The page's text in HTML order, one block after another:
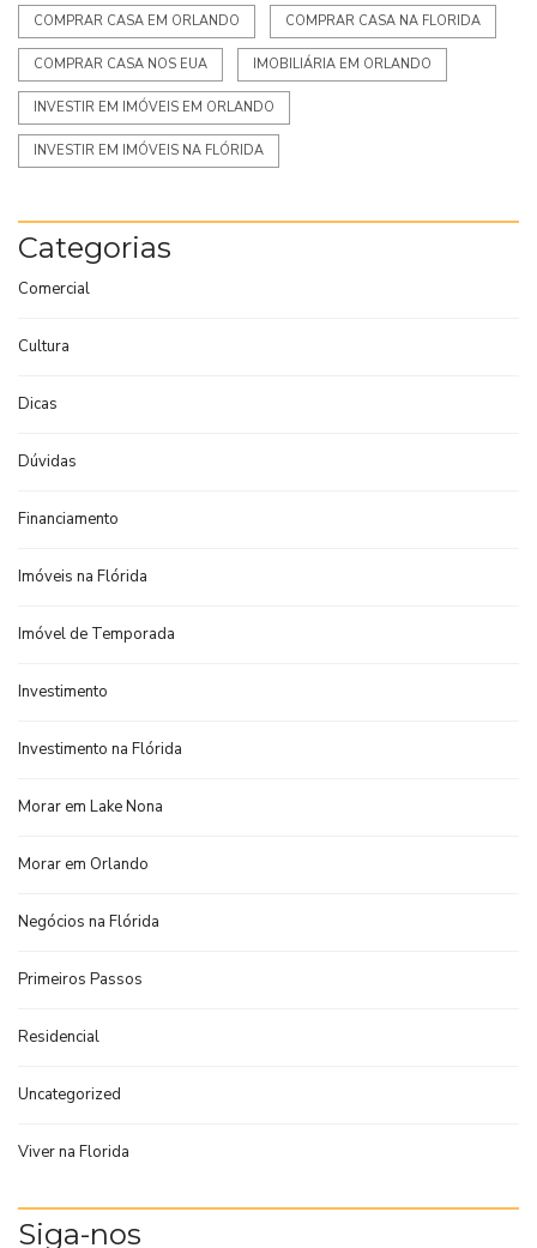
COMPRAR CASA EM ORLANDO COMPRAR CASA NA FLORIDA
COMPRAR CASA NOS EUA IMOBILIÁRIA EM ORLANDO
INVESTIR EM IMÓVEIS EM ORLANDO
INVESTIR EM IMÓVEIS NA FLÓRIDA
Categorias
Comercial
Cultura
Dicas
Dúvidas
Financiamento
Imóveis na Flórida
Imóvel de Temporada
Investimento
Investimento na Flórida
Morar em Lake Nona
Morar em Orlando
Negócios na Flórida
Primeiros Passos
Residencial
Uncategorized
Viver na Florida
Siga-nos